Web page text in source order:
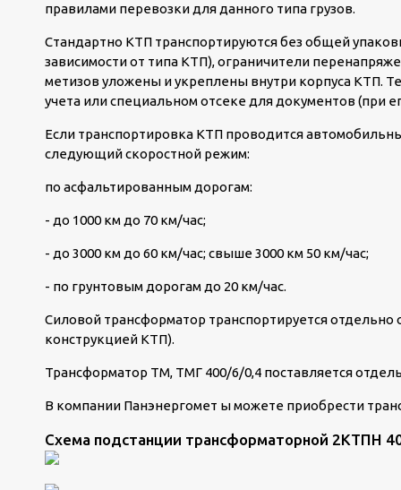
правилами перевозки для данного типа грузов.
Стандартно КТП транспортируются без общей
зависимости от типа КТП), ограничители
метизов уложены и укреплены внутри корпуса КТП.
учета или специальном отсеке для документов (при
Если транспортировка КТП проводится
следующий скоростной режим:
по асфальтированным дорогам:
- до 1000 км до 70 км/час;
- до 3000 км до 60 км/час; свыше 3000 км 50 км/час;
- по грунтовым дорогам до 20 км/час.
Силовой трансформатор транспортируется
конструкцией КТП).
Трансформатор ТМ, ТМГ 400/6/0,4 поставляется
В компании Панэнергомет ы можете приобрести
Схема подстанции трансформаторной 2КТПН